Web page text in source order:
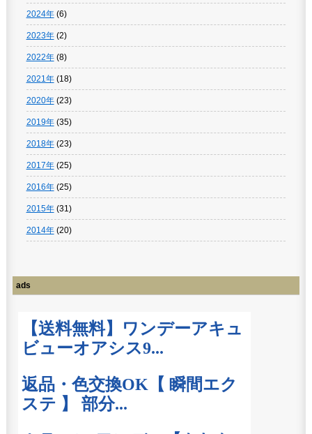
2024年(6)
2023年(2)
2022年(8)
2021年(18)
2020年(23)
2019年(35)
2018年(23)
2017年(25)
2016年(25)
2015年(31)
2014年(20)
ads